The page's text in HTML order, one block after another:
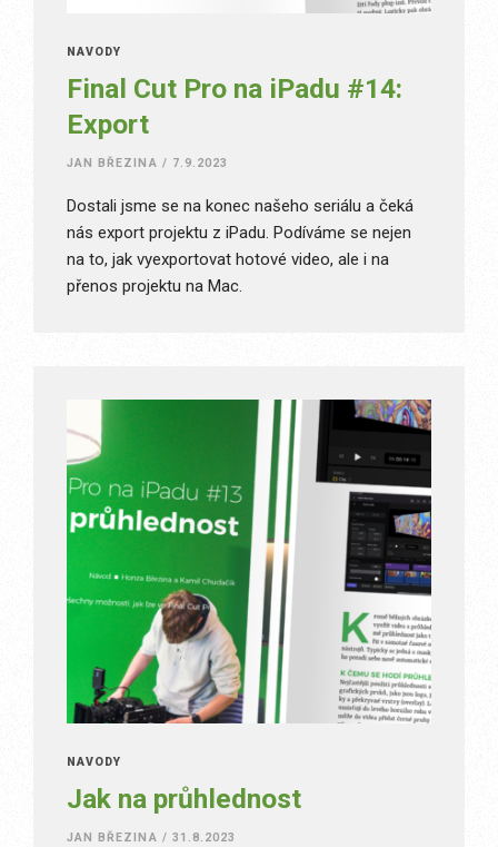
NÁVODY
Final Cut Pro na iPadu #14:
Export
JAN BŘEZINA / 7.9.2023
Dostali jsme se na konec našeho seriálu a čeká
nás export projektu z iPadu. Podíváme se nejen
na to, jak vyexportovat hotové video, ale i na
přenos projektu na Mac.
NÁVODY
Jak na průhlednost
JAN BŘEZINA / 31.8.2023